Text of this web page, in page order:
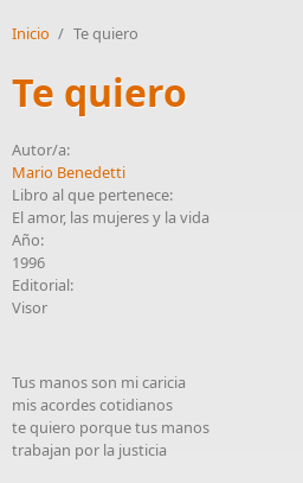
Inicio / Te quiero
Te quiero
Autor/a:
Mario Benedetti
Libro al que pertenece:
El amor, las mujeres y la vida
Año:
1996
Editorial:
Visor
Tus manos son mi caricia
mis acordes cotidianos
te quiero porque tus manos
trabajan por la justicia